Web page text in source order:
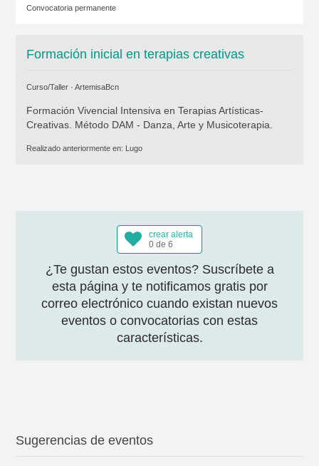
Convocatoria permanente
Formación inicial en terapias creativas
Curso/Taller · ArtemisaBcn
Formación Vivencial Intensiva en Terapias Artísticas-
Creativas. Método DAM - Danza, Arte y Musicoterapia.
Realizado anteriormente en: Lugo
crear alerta
0 de 6
¿Te gustan estos eventos? Suscríbete a
esta página y te notificamos gratis por
correo electrónico cuando existan nuevos
eventos o convocatorias con estas
características.
Sugerencias de eventos